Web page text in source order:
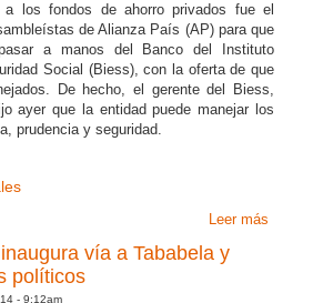
de
de los
los fondos de ahorro privados fue el
de Alianza País (AP) para que
a manos del Banco del Instituto
Social (Biess), con la oferta de que
De hecho, el gerente del Biess,
ayer que la entidad puede manejar los
prudencia y seguridad.
Leer más
vía a Tababela y
políticos
- 9:12am